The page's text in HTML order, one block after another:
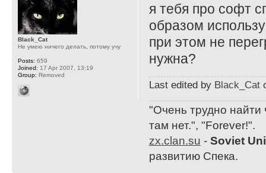
я тебя про софт
образом
при этом не
нужна?
Last edited by Black_Cat
"Очень трудно найти
там нет.", "Forever!".
zx.clan.su - Soviet
развитию Спека.
Black_Cat
Не умею ничего делать, потому учу
Posts: 659
Joined: 17 Apr 2007, 13:19
Group: Removed